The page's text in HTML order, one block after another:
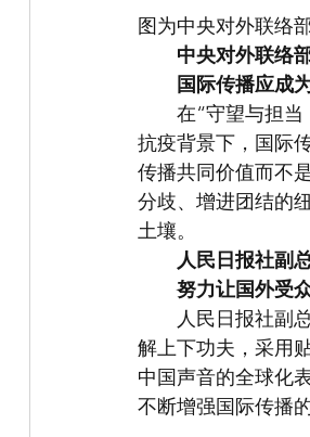
图为中央对外联络
中央对外联络
国际传播应成
在“守望与担当：
抗疫背景下，国际
传播共同价值而不
分歧、增进团结的
土壤。
人民日报社副
努力让国外受
人民日报社副总
解上下功夫，采用
中国声音的全球化
不断增强国际传播